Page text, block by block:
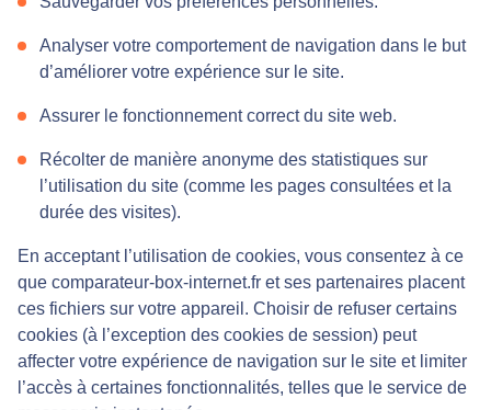
Analyser votre comportement de navigation dans le but
d’améliorer votre expérience sur le site.
Assurer le fonctionnement correct du site web.
Récolter de manière anonyme des statistiques sur
l’utilisation du site (comme les pages consultées et la
durée des visites).
En acceptant l’utilisation de cookies, vous consentez à ce
que comparateur-box-internet.fr et ses partenaires placent
ces fichiers sur votre appareil. Choisir de refuser certains
cookies (à l’exception des cookies de session) peut
affecter votre expérience de navigation sur le site et limiter
l’accès à certaines fonctionnalités, telles que le service de